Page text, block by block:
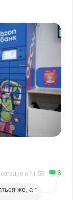
сегодня в 11:50 6
же, а то